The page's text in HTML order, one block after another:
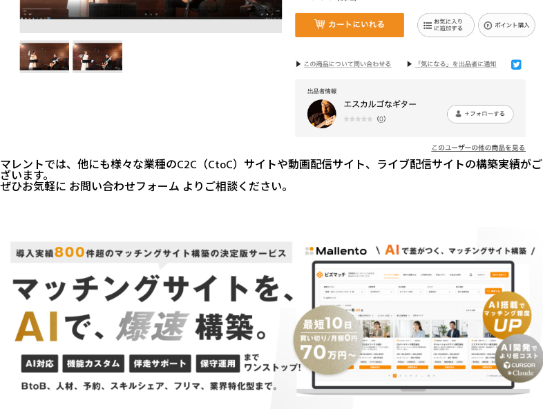
マレントでは、他にも様々な業種のC2C（CtoC）サイトや動画配信サイト、ライブ配信サイトの構築実績がご
ざいます。
ぜひお気軽に お問い合わせフォーム よりご相談ください。